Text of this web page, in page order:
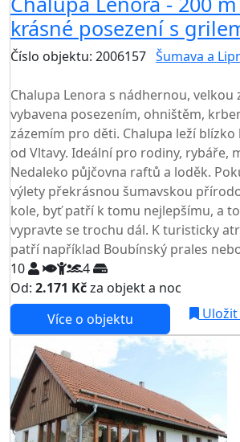
krásné posezení s
Číslo objektu: 2006157 Šumava a
Chalupa Lenora s nádhernou,
vybavena posezením, ohništěm,
zázemím pro děti. Chalupa leží blízko
od Vltavy. Ideální pro rodiny, rybáře,
Nedaleko půjčovna raftů a loděk.
výlety překrásnou šumavskou
kole, byť patří k tomu nejlepšímu, a
vypravte se trochu dál. K turisticky
patří například Boubínský prales
10
4
Od: 2.171 Kčza objekt a noc
Více o objektu